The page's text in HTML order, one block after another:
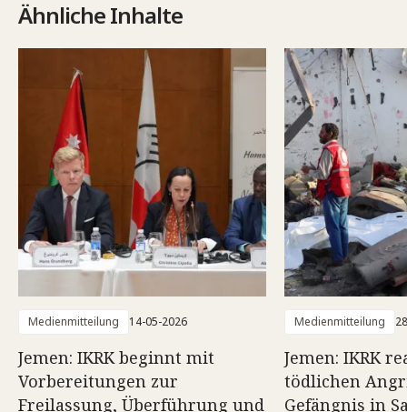
Ähnliche Inhalte
Medienmitteilung 14-05-2026
Jemen: IKRK beginnt mit
Vorbereitungen zur
Freilassung, Überführung und
Medienmitteilung
Jemen: IKRK
tödlichen
Gefängnis in